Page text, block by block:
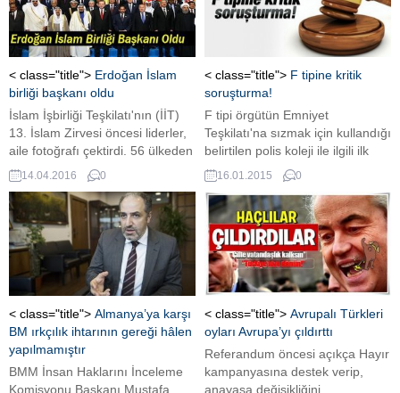
< class="title"> Erdoğan İslam
birliği başkanı oldu
İslam İşbirliği Teşkilatı'nın (İİT)
13. İslam Zirvesi öncesi liderler,
aile fotoğrafı çektirdi. 56 ülkeden
temsilcilerin katılacağı İslam
İşbirliği Teşkilatı'nın (İİT) 13.
İslam Zirvesi bugün İstanbul'da
başladı.
14.04.2016 0
< class="title"> F tipine kritik
soruşturma!
F tipi örgütün Emniyet
Teşkilatı'na sızmak için kullandığı
belirtilen polis koleji ile ilgili ilk
adım atıldı. Gölbaşı Cumhuriyet
Başsavcılığı 2012 yılında yapılan
polis akademisi sınavları ile ilgili
soruşturma başlattı. Elde
edilecek bulgulara göre,
soruşturmanın önceki yılları da
kapsayacak şekilde
genişletilmesi bekleniyor.
16.01.2015 0
< class="title"> Almanya’ya karşı
BM ırkçılık ihtarının gereği hâlen
yapılmamıştır
BMM İnsan Haklarını İnceleme
Komisyonu Başkanı Mustafa
< class="title"> Avrupalı Türkleri
oyları Avrupa’yı çıldırttı
Referandum öncesi açıkça Hayır
kampanyasına destek verip,
anayasa değişikliğini